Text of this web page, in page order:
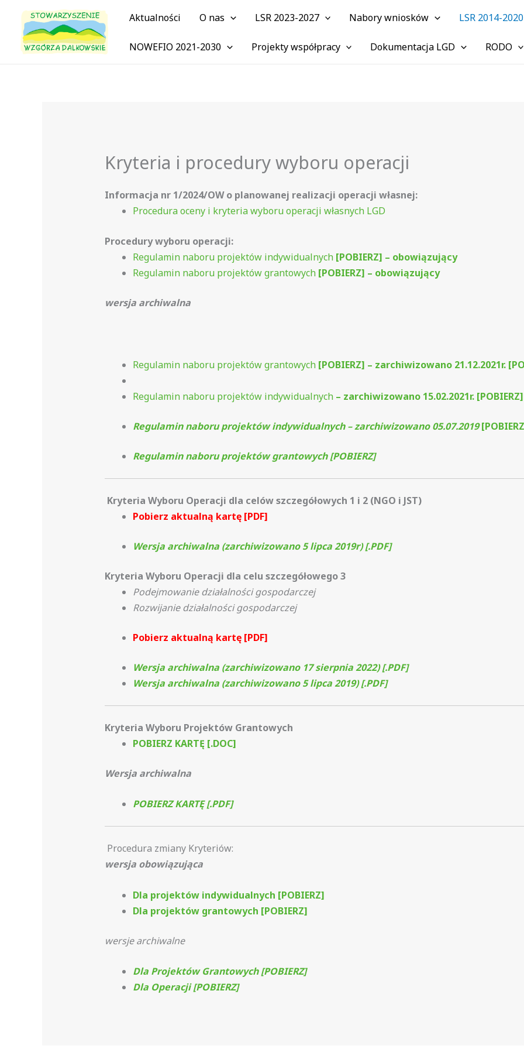
treści
Aktualności O nas LSR 2023-2027 Nabory wniosków LSR 2014-2020
NOWEFIO 2021-2030 Projekty współpracy Dokumentacja LGD RODO
Kryteria i procedury wyboru operacji
Informacja nr 1/2024/OW o planowanej realizacji operacji własnej:
Procedura oceny i kryteria wyboru operacji własnych LGD
Procedury wyboru operacji:
Regulamin naboru projektów indywidualnych [POBIERZ] – obowiązujący
Regulamin naboru projektów grantowych [POBIERZ] – obowiązujący
wersja archiwalna
Regulamin naboru projektów grantowych [POBIERZ] – zarchiwizowano 21.12.2021r.
Regulamin naboru projektów indywidualnych– zarchiwizowano 15.02.2021r. [POBIERZ]
Regulamin naboru projektów indywidualnych – zarchiwizowano 05.07.2019
Regulamin naboru projektów grantowych [POBIERZ]
Kryteria Wyboru Operacji dla celów szczegółowych 1 i 2 (NGO i JST)
Pobierz aktualną kartę [PDF]
Wersja archiwalna (zarchiwizowano 5 lipca 2019r) [.PDF]
Kryteria Wyboru Operacji dla celu szczegółowego 3
Podejmowanie działalności gospodarczej
Rozwijanie działalności gospodarczej
Pobierz aktualną kartę [PDF]
Wersja archiwalna (zarchiwizowano 17 sierpnia 2022) [.PDF]
Wersja archiwalna (zarchiwizowano 5 lipca 2019) [.PDF]
Kryteria Wyboru Projektów Grantowych
POBIERZ KARTĘ [.DOC]
Wersja archiwalna
POBIERZ KARTĘ [.PDF]
Procedura zmiany Kryteriów:
wersja obowiązująca
Dla projektów indywidualnych [POBIERZ]
Dla projektów grantowych [POBIERZ]
wersje archiwalne
Dla Projektów Grantowych [POBIERZ]
Dla Operacji [POBIERZ]